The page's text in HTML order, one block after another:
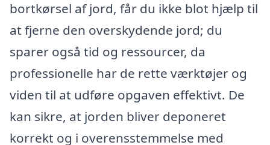
bortkørsel af jord, får du ikke blot hjælp til
at fjerne den overskydende jord; du
sparer også tid og ressourcer, da
professionelle har de rette værktøjer og
viden til at udføre opgaven effektivt. De
kan sikre, at jorden bliver deponeret
korrekt og i overensstemmelse med